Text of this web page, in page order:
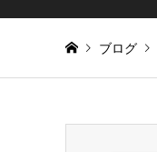
ブログ